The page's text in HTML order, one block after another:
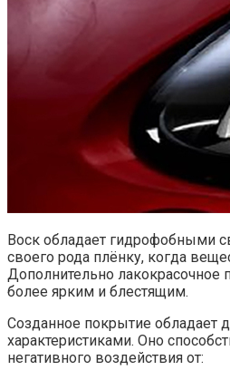
Воск обладает гидрофобными
своего рода плёнку, когда
Дополнительно лакокрасочное
более ярким и блестящим.
Созданное покрытие
характеристиками. Оно
негативного воздействия от: